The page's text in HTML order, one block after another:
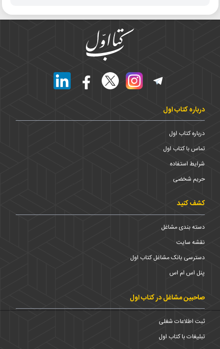
درباره کتاب اول
درباره کتاب اول
تماس با کتاب اول
شرایط استفاده
حریم شخضی
کشف کنید
دسته بندی مشاغل
نقشه سایت
دسترسی بانک مشاغل کتاب اول
پنل اس ام اس
صاحبین مشاغل در کتاب اول
ثبت اطلاعات شغلی
تبلیغات با کتاب اول